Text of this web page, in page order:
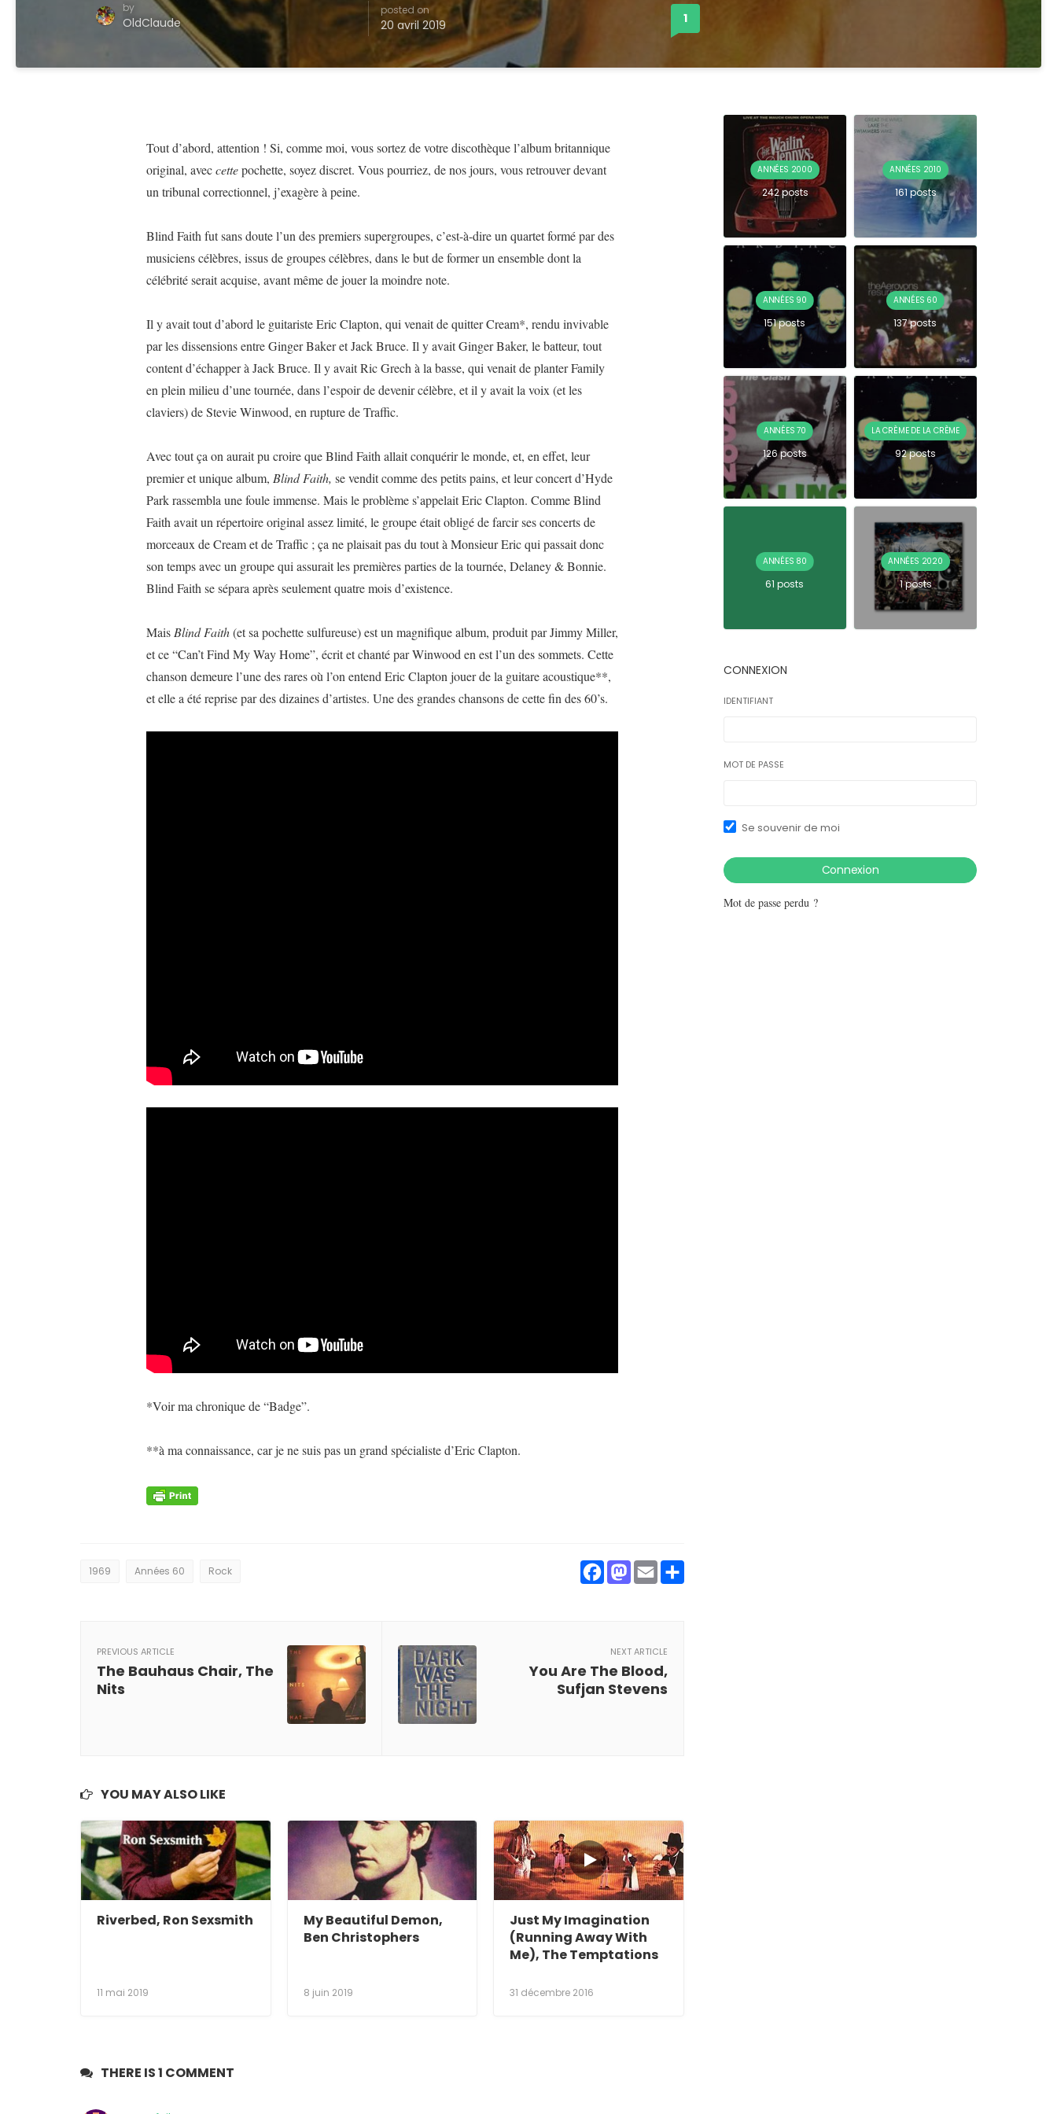
by
OldClaude
posted on
20 avril 2019 1
Tout d’abord, attention ! Si, comme moi, vous sortez de votre discothèque l’album britannique
original, aveccettepochette, soyez discret. Vous pourriez, de nos jours, vous retrouver devant
un tribunal correctionnel, j’exagère à peine.
Blind Faith fut sans doute l’un des premiers supergroupes, c’est-à-dire un quartet formé par des
musiciens célèbres, issus de groupes célèbres, dans le but de former un ensemble dont la
célébrité serait acquise, avant même de jouer la moindre note.
Il y avait tout d’abord le guitariste Eric Clapton, qui venait de quitter Cream*, rendu invivable
par les dissensions entre Ginger Baker et Jack Bruce. Il y avait Ginger Baker, le batteur, tout
content d’échapper à Jack Bruce. Il y avait Ric Grech à la basse, qui venait de planter Family
en plein milieu d’une tournée, dans l’espoir de devenir célèbre, et il y avait la voix (et les
claviers) de Stevie Winwood, en rupture de Traffic.
Avec tout ça on aurait pu croire que Blind Faith allait conquérir le monde, et, en effet, leur
premier et unique album, Blind Faith, se vendit comme des petits pains, et leur concert d’Hyde
Park rassembla une foule immense. Mais le problème s’appelait Eric Clapton. Comme Blind
Faith avait un répertoire original assez limité, le groupe était obligé de farcir ses concerts de
morceaux de Cream et de Traffic ; ça ne plaisait pas du tout à Monsieur Eric qui passait donc
son temps avec un groupe qui assurait les premières parties de la tournée, Delaney & Bonnie.
Blind Faith se sépara après seulement quatre mois d’existence.
Mais Blind Faith(et sa pochette sulfureuse) est un magnifique album, produit par Jimmy Miller,
et ce “Can’t Find My Way Home”, écrit et chanté par Winwood en est l’un des sommets. Cette
chanson demeure l’une des rares où l’on entend Eric Clapton jouer de la guitare acoustique**,
et elle a été reprise par des dizaines d’artistes. Une des grandes chansons de cette fin des 60’s.
*Voir ma chronique de “Badge”.
**à ma connaissance, car je ne suis pas un grand spécialiste d’Eric Clapton.
1969 Années 60 Rock Facebook
Mastodon
Email
PREVIOUS ARTICLE
The Bauhaus Chair, The
Nits
NEXT ARTICLE
You Are The Blood,
Sufjan Stevens
YOU MAY ALSO LIKE
Riverbed, Ron Sexsmith
11 mai 2019
My Beautiful Demon,
Ben Christophers
8 juin 2019
Just My Imagination
(Running Away With
Me), The Temptations
31 décembre 2016
THERE IS 1 COMMENT
ANNÉES 2000
242 posts
ANNÉES 2010
161 posts
ANNÉES 90
151 posts
ANNÉES 60
137 posts
ANNÉES 70
126 posts
LA CRÈME DE LA CRÈME
92 posts
ANNÉES 80
61 posts
ANNÉES 2020
1 posts
CONNEXION
IDENTIFIANT
MOT DE PASSE
Se souvenir de moi
Mot de passe perdu ?